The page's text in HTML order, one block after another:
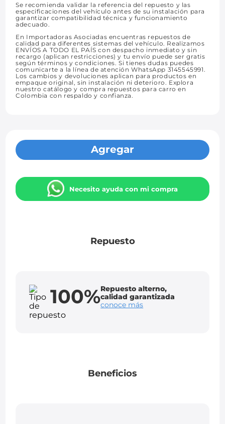
Se recomienda validar la referencia del repuesto y las
especificaciones del vehículo antes de su instalación para
garantizar compatibilidad técnica y funcionamiento
adecuado.
En Importadoras Asociadas encuentras repuestos de
calidad para diferentes sistemas del vehículo. Realizamos
ENVÍOS A TODO EL PAÍS con despacho inmediato y sin
recargo (aplican restricciones) y tu envío puede ser gratis
según términos y condiciones. Si tienes dudas puedes
comunicarte a la línea de atención WhatsApp 3145545991.
Los cambios y devoluciones aplican para productos en
empaque original, sin instalación ni deterioro. Explora
nuestro catálogo y compra repuestos para carro en
Colombia con respaldo y confianza.
Agregar
Necesito ayuda con mi compra
Repuesto
100%Repuesto alterno,
calidad garantizada
conoce más
Beneficios